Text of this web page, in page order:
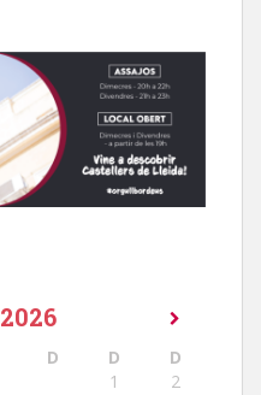
2026
D D
D
1
2